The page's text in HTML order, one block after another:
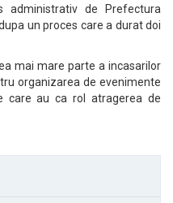
de Prefectura
un proces care a durat doi
mai mare parte a incasarilor
organizarea de evenimente
care au ca rol atragerea de